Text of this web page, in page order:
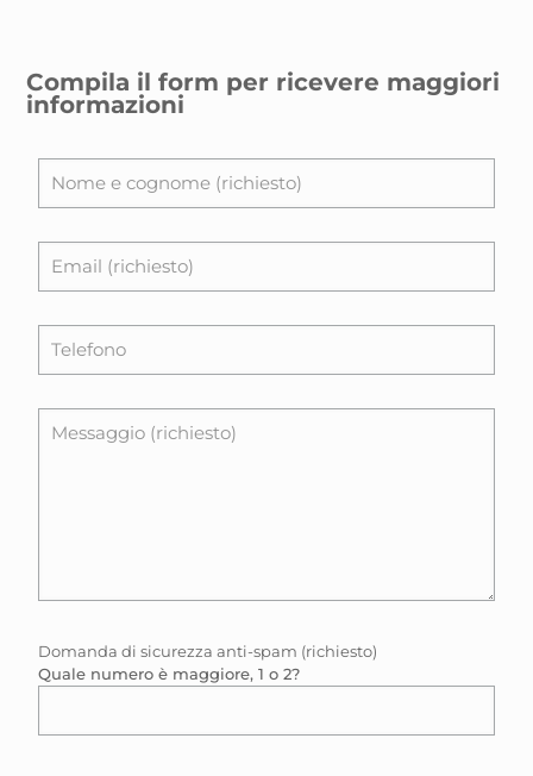
Compila il form per ricevere maggiori
informazioni
Domanda di sicurezza anti-spam (richiesto)
Quale numero è maggiore, 1 o 2?